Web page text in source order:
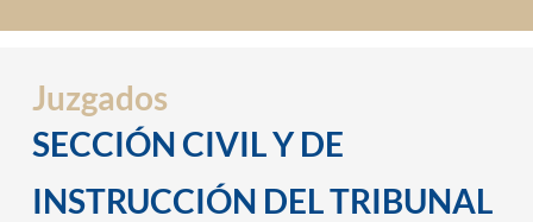
Juzgados
SECCIÓN CIVIL Y DE
INSTRUCCIÓN DEL TRIBUNAL